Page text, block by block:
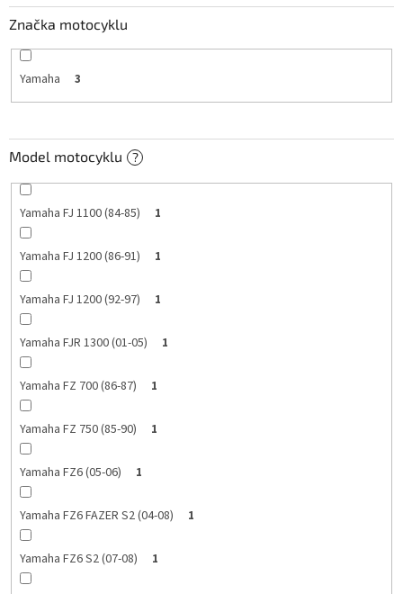
Značka motocyklu
Yamaha 3
Model motocyklu ?
Yamaha FJ 1100 (84-85) 1
Yamaha FJ 1200 (86-91) 1
Yamaha FJ 1200 (92-97) 1
Yamaha FJR 1300 (01-05) 1
Yamaha FZ 700 (86-87) 1
Yamaha FZ 750 (85-90) 1
Yamaha FZ6 (05-06) 1
Yamaha FZ6 FAZER S2 (04-08) 1
Yamaha FZ6 S2 (07-08) 1